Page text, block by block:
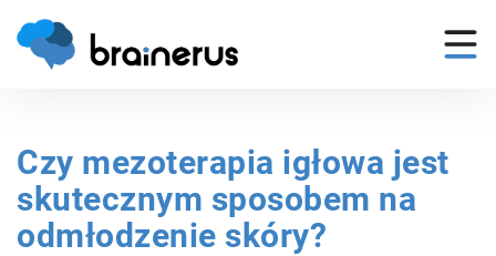
Czy mezoterapia igłowa jest
skutecznym sposobem na
odmłodzenie skóry?